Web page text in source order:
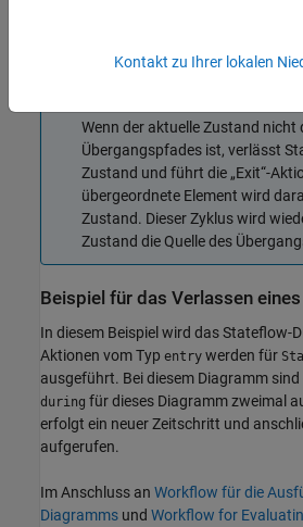
Wenn der aktuelle Zustand nicht
Übergangspfades ist, verlässt
Zustand und führt die „Exit“-
übergeordnete Element wird
Zustand. Dieser Zyklus wird
Zustand die Quelle des
Beispiel für das Verlassen
In diesem Beispiel wird das Stateflow-
Aktionen vom Typ entry werden für
ausgeführt. Bei diesem Diagramm
during für dieses Diagramm zweimal
erfolgt ein neuer Zeitschritt und
aufgerufen.
Im Anschluss an Workflow für die
Diagramms und Workflow for
Kontakt zu Ihrer lokalen